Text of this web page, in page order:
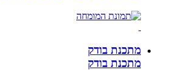
מתכנת בודק
מתכנת בודק